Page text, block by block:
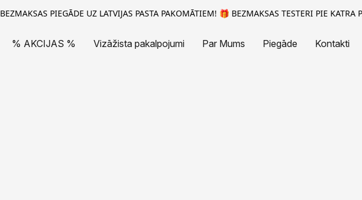
BEZMAKSAS PIEGĀDE UZ LATVIJAS PASTA PAKOMĀTIEM! 🎁 BEZMAKSAS TESTERI PIE KATRA
% AKCIJAS % Vizāžista pakalpojumi Par Mums Piegāde Kontakti